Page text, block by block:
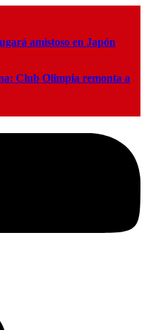
amistoso en Japón
Club Olimpia remonta a